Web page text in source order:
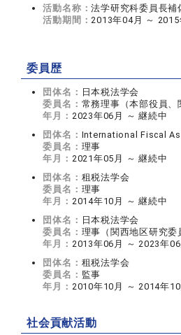
活動名称：法学研究科委員長補
活動期間：2013年04月 ～ 2015
委員歴
団体名： 日本税法学会
委員名： 常務理事（本部役員、
年月： 2023年06月 ～ 継続中
団体名： International Fiscal
委員名： 理事
年月： 2021年05月 ～ 継続中
団体名： 租税法学会
委員名： 理事
年月： 2014年10月 ～ 継続中
団体名： 日本税法学会
委員名： 理事（関西地区研究委
年月： 2013年06月 ～ 2023年06
団体名： 租税法学会
委員名： 監事
年月： 2010年10月 ～ 2014年10
社会貢献活動